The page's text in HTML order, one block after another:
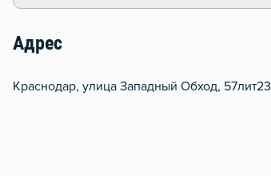
Адрес
Краснодар, улица Западный Обход, 57лит23